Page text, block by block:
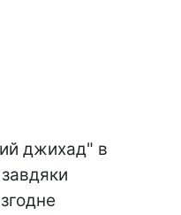
джихад" в